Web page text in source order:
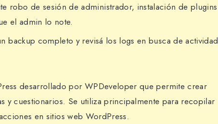
robo de sesión de administrador, instalación de plugins
el admin lo note.
backup completo y revisá los logs en busca de actividad
desarrollado por WPDeveloper que permite crear
y cuestionarios. Se utiliza principalmente para recopilar
en sitios web WordPress.